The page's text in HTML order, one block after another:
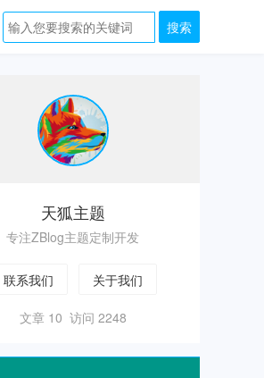
天狐主题
专注ZBlog主题定制开发
联系我们 关于我们
文章 10 访问 2248